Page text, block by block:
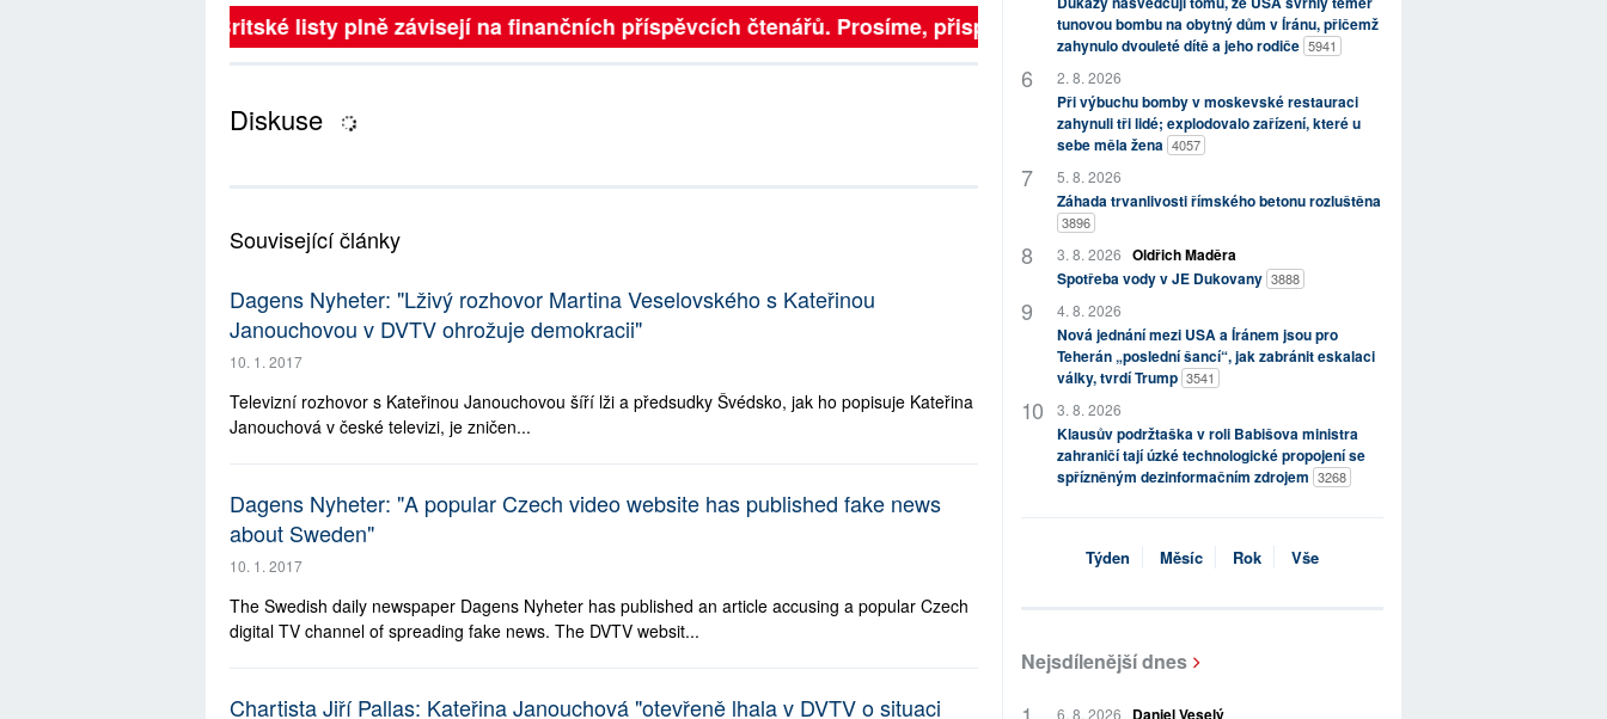
Britské listy plně závisejí na finančních příspěvcích čtenářů. Prosíme, přispějte. ➥
Diskuse
Komentáře
Dagens Nyheter: "Lživý rozhovor Martina Veselovského s Kateřinou
Janouchovou v DVTV ohrožuje demokracii"
10. 1. 2017
Televizní rozhovor s Kateřinou Janouchovou šíří lži a předsudky Švédsko, jak ho popisuje Kateřina
tunovou bombu na obytný dům v Íránu, přičemž
zahynulo dvouleté dítě a jeho rodiče 5941
2. 8. 2026
Při výbuchu bomby v moskevské restauraci
zahynuli tři lidé; explodovalo zařízení, které u
sebe měla žena 4057
5. 8. 2026
Záhada trvanlivosti římského betonu rozluštěna
3896
3. 8. 2026 Oldřich Maděra
Spotřeba vody v JE Dukovany 3888
4. 8. 2026
Nová jednání mezi USA a Íránem jsou pro
Teherán „poslední šancí“, jak zabránit eskalaci
války, tvrdí Trump 3541
3. 8. 2026
Klausův podržtaška v roli Babišova ministra
zahraničí tají úzké technologické propojení se
spřízněným dezinformačním zdrojem 3268
Týden Měsíc Rok Vše
Nejsdílenější dnes
6. 8. 2026 Daniel Veselý